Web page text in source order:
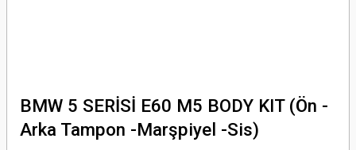
BMW 5 SERİSİ E60 M5 BODY KIT (Ön -
Arka Tampon -Marşpiyel -Sis)